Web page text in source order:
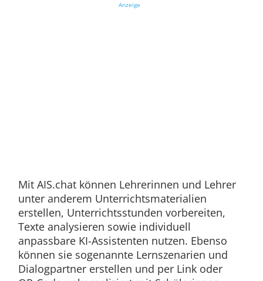
Anzeige
Mit AIS.chat können Lehrerinnen und Lehrer
unter anderem Unterrichtsmaterialien
erstellen, Unterrichtsstunden vorbereiten,
Texte analysieren sowie individuell
anpassbare KI-Assistenten nutzen. Ebenso
können sie sogenannte Lernszenarien und
Dialogpartner erstellen und per Link oder